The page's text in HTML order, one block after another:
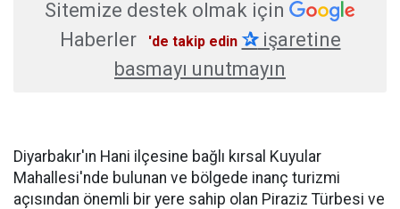
Sitemize destek olmak için
Haberler
'de takip edin ✰işaretine
basmayı unutmayın
Diyarbakır'ın Hani ilçesine bağlı kırsal Kuyular
Mahallesi'nde bulunan ve bölgede inanç turizmi
açısından önemli bir yere sahip olan Piraziz Türbesi ve